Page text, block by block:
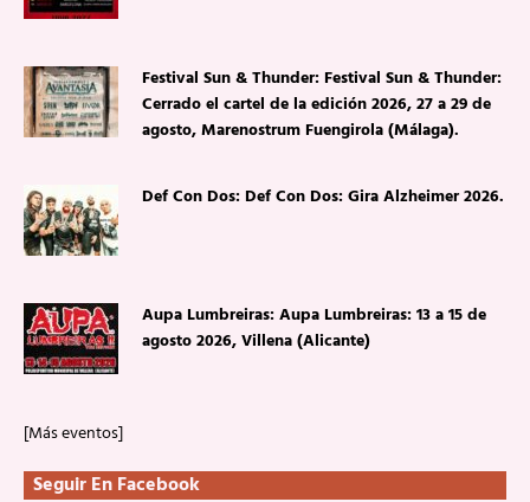
Festival Sun & Thunder: Festival Sun & Thunder:
Cerrado el cartel de la edición 2026, 27 a 29 de
agosto, Marenostrum Fuengirola (Málaga).
Def Con Dos: Def Con Dos: Gira Alzheimer 2026.
Aupa Lumbreiras: Aupa Lumbreiras: 13 a 15 de
agosto 2026, Villena (Alicante)
[Más eventos]
Seguir En Facebook